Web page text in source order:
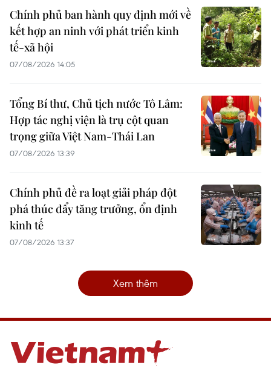
Chính phủ ban hành quy định mới về
kết hợp an ninh với phát triển kinh
tế-xã hội
07/08/2026 14:05
Tổng Bí thư, Chủ tịch nước Tô Lâm:
Hợp tác nghị viện là trụ cột quan
trọng giữa Việt Nam-Thái Lan
07/08/2026 13:39
Chính phủ đề ra loạt giải pháp đột
phá thúc đẩy tăng trưởng, ổn định
kinh tế
07/08/2026 13:37
Xem thêm